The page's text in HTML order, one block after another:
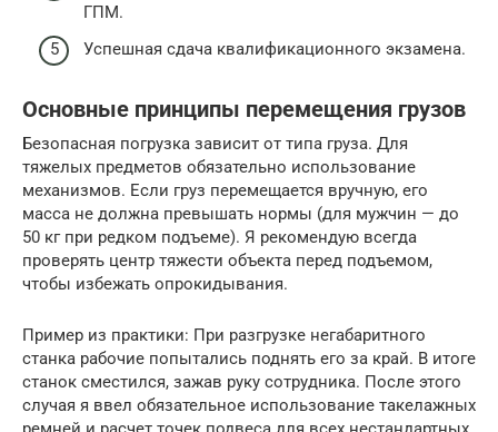
ГПМ.
Успешная сдача квалификационного экзамена.
Основные принципы перемещения грузов
Безопасная погрузка зависит от типа груза. Для
тяжелых предметов обязательно использование
механизмов. Если груз перемещается вручную, его
масса не должна превышать нормы (для мужчин — до
50 кг при редком подъеме). Я рекомендую всегда
проверять центр тяжести объекта перед подъемом,
чтобы избежать опрокидывания.
Пример из практики: При разгрузке негабаритного
станка рабочие попытались поднять его за край. В итоге
станок сместился, зажав руку сотрудника. После этого
случая я ввел обязательное использование такелажных